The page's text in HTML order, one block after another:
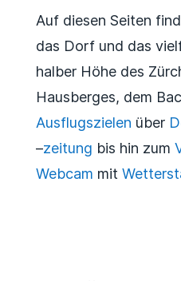
Auf diesen Seiten
das Dorf und das
halber Höhe des
Hausberges, dem
Ausflugszielen über
–zeitung bis hin zum
Webcam mit